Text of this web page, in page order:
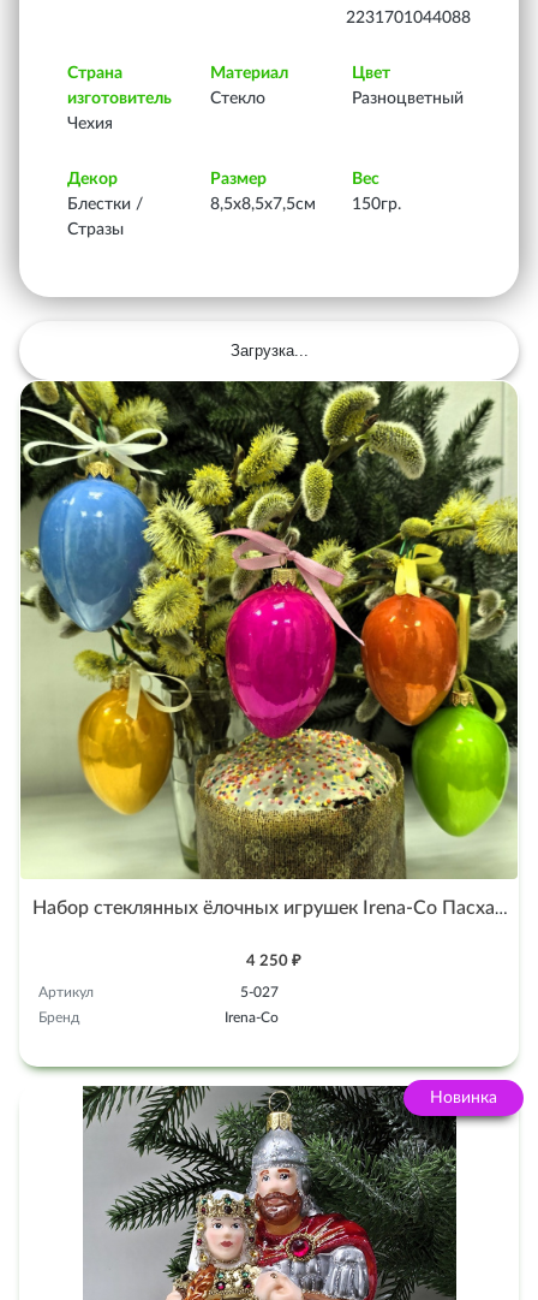
2231701044088
Страна
изготовитель
Чехия
Материал
Стекло
Цвет
Разноцветный
Декор
Блестки /
Стразы
Размер
8,5х8,5х7,5см
Вес
150гр.
Загрузка...
Набор стеклянных ёлочных игрушек Irena-Co Пасхальные яйца
4 250 ₽
Артикул
5-027
Бренд
Irena-Co
Новинка